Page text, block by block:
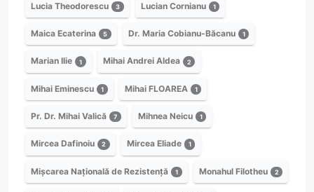
Lucia Theodorescu 3 Lucian Cornianu 1
Maica Ecaterina 5 Dr. Maria Cobianu-Băcanu 1
Marian Ilie 1 Mihai Andrei Aldea 2
Mihai Eminescu 1 Mihai FLOAREA 1
Pr. Dr. Mihai Valică 7 Mihnea Neicu 1
Mircea Dafinoiu 2 Mircea Eliade 1
Mișcarea Națională de Rezistență 1 Monahul Filotheu 2